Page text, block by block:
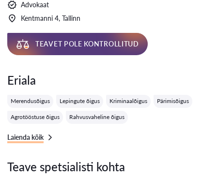
Advokaat
Kentmanni 4, Tallinn
TEAVET POLE KONTROLLITUD
Eriala
Merendusõigus Lepingute õigus Kriminaalõigus Pärimisõigus
Agrotööstuse õigus Rahvusvaheline õigus
Laienda kõik
Teave spetsialisti kohta